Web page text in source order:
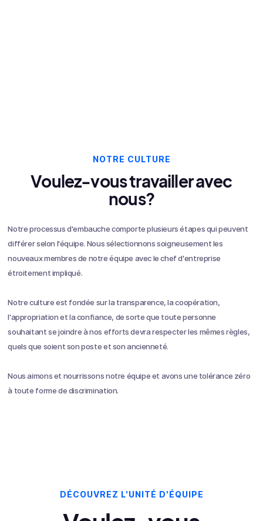
NOTRE CULTURE
Voulez-vous travailler avec
nous?
Notre processus d'embauche comporte plusieurs étapes qui peuvent
différer selon l'équipe. Nous sélectionnons soigneusement les
nouveaux membres de notre équipe avec le chef d'entreprise
étroitement impliqué.
Notre culture est fondée sur la transparence, la coopération,
l'appropriation et la confiance, de sorte que toute personne
souhaitant se joindre à nos efforts devra respecter les mêmes règles,
quels que soient son poste et son ancienneté.
Nous aimons et nourrissons notre équipe et avons une tolérance zéro
à toute forme de discrimination.
DÉCOUVREZ L'UNITÉ D'ÉQUIPE